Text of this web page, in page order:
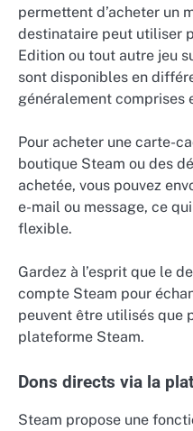
permettent d’acheter un
destinataire peut utiliser
Edition ou tout autre jeu
sont disponibles en
généralement comprises
Pour acheter une carte-
boutique Steam ou des
achetée, vous pouvez
e-mail ou message, ce
flexible.
Gardez à l’esprit que le
compte Steam pour
peuvent être utilisés que
plateforme Steam.
Dons directs via la
Steam propose une